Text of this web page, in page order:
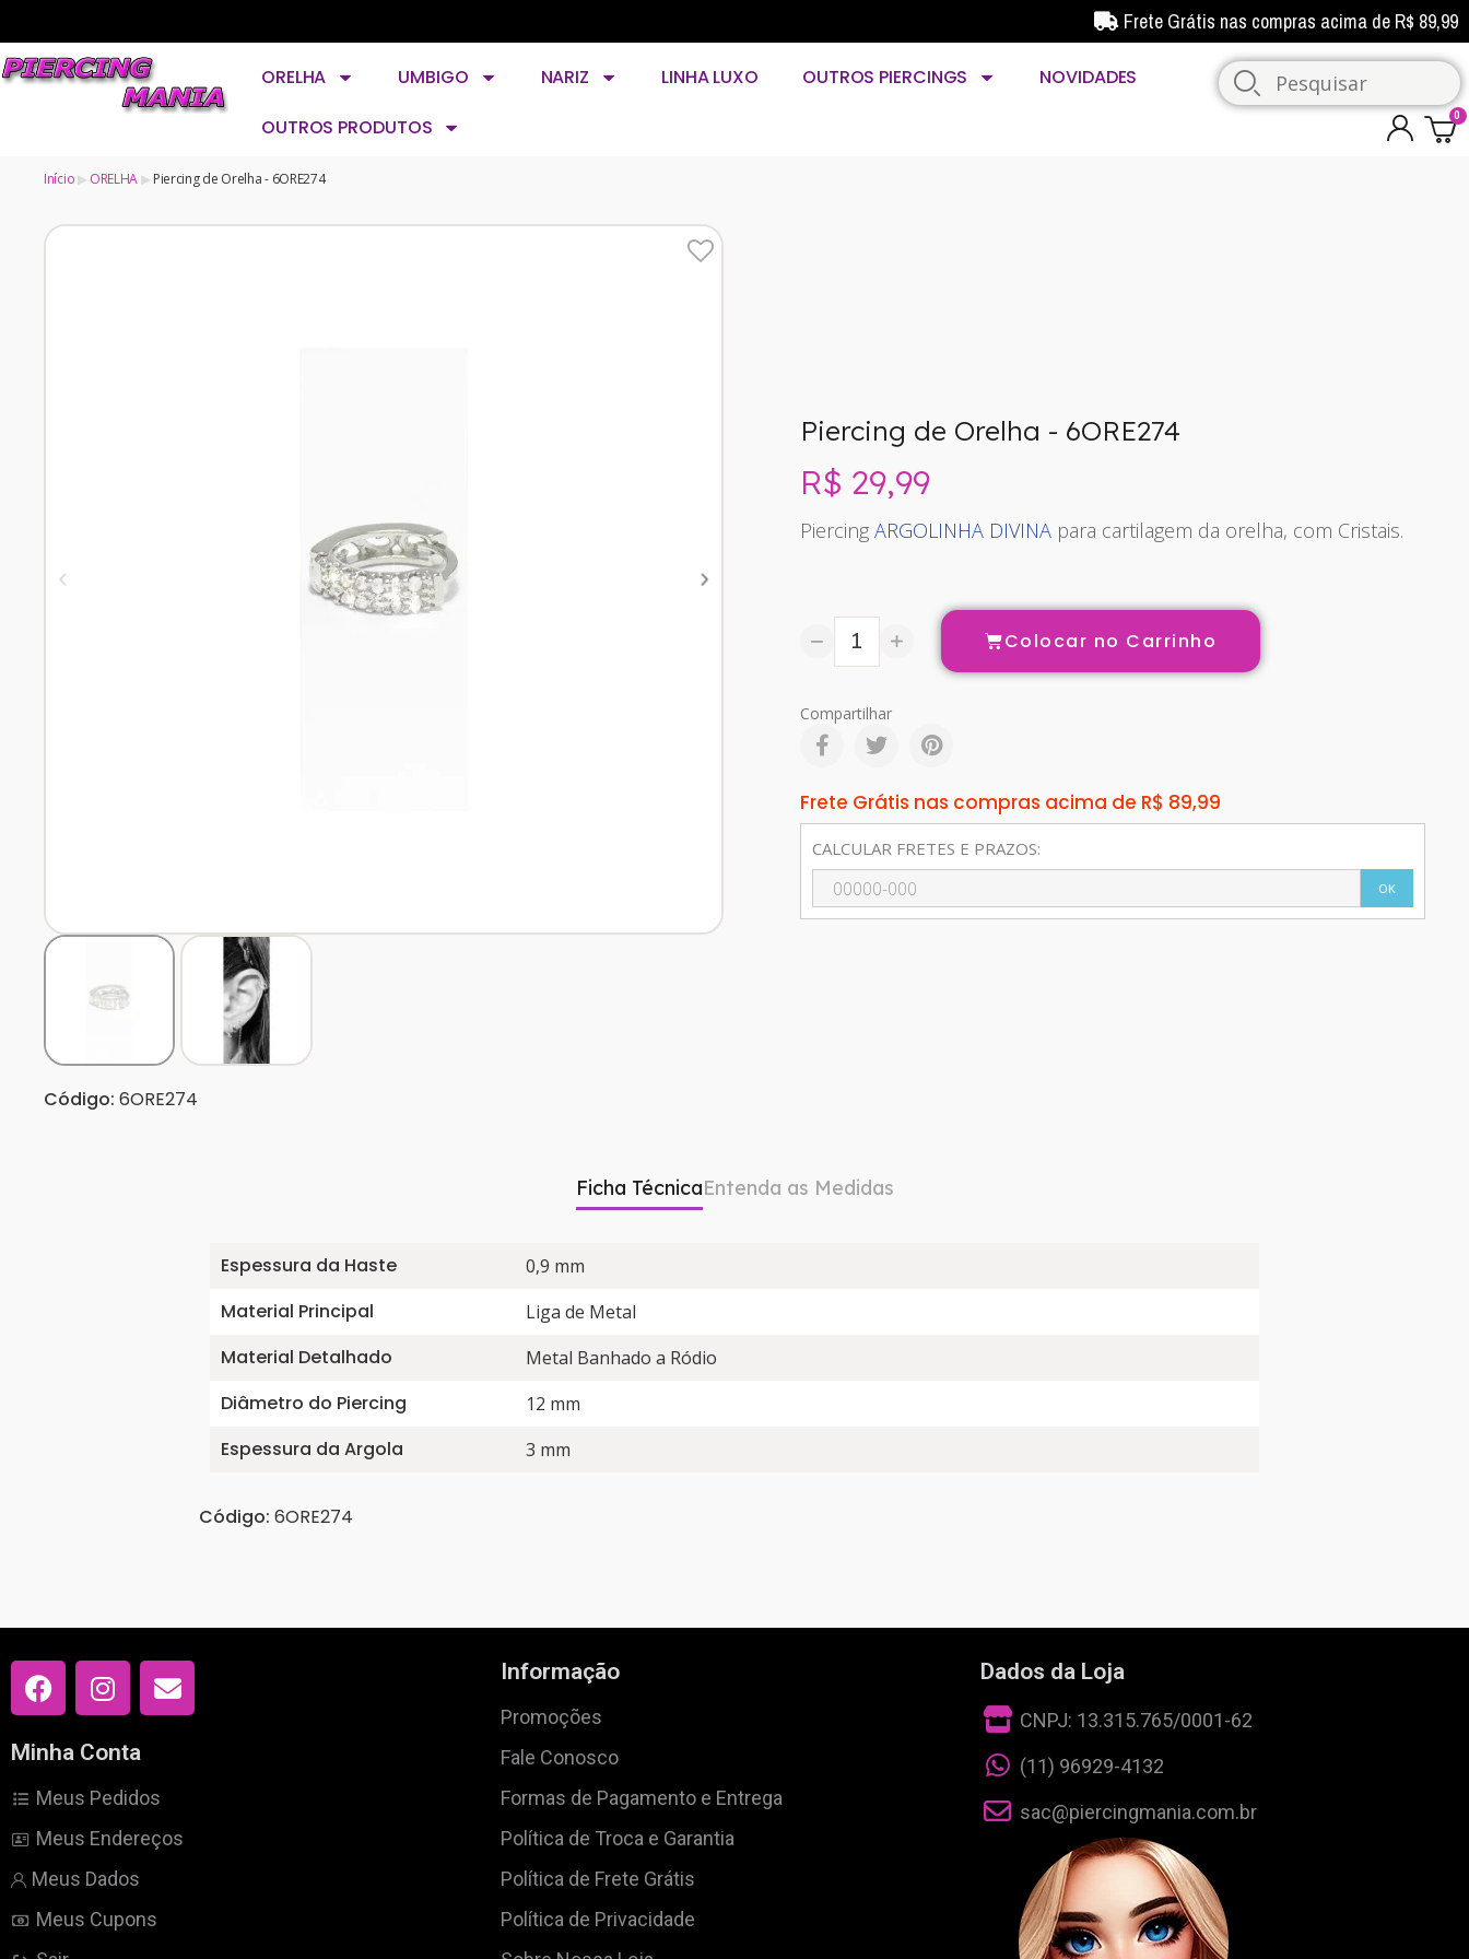
Frete Grátis nas compras acima de R$ 89,99
ORELHA UMBIGO NARIZ LINHA LUXO OUTROS PIERCINGS
NOVIDADES
OUTROS PRODUTOS
Início ORELHA Piercing de Orelha - 6ORE274
Código: 6ORE274
Piercing de Orelha - 6ORE274
R$ 29,99
Piercing ARGOLINHA DIVINA para cartilagem da orelha, com Cristais.
Colocar no Carrinho
Compartilhar
Frete Grátis nas compras acima de R$ 89,99
CALCULAR FRETES E PRAZOS:
OK
Ficha TécnicaEntenda as Medidas
Espessura da Haste 0,9 mm
Material Principal Liga de Metal
Material Detalhado Metal Banhado a Ródio
Diâmetro do Piercing 12 mm
Espessura da Argola 3 mm
Código: 6ORE274
Minha Conta
Meus Pedidos
Meus Endereços
Meus Dados
Meus Cupons
Informação
Promoções
Fale Conosco
Formas de Pagamento e Entrega
Política de Troca e Garantia
Política de Frete Grátis
Política de Privacidade
Dados da Loja
CNPJ: 13.315.765/0001-62
(11) 96929-4132
sac@piercingmania.com.br